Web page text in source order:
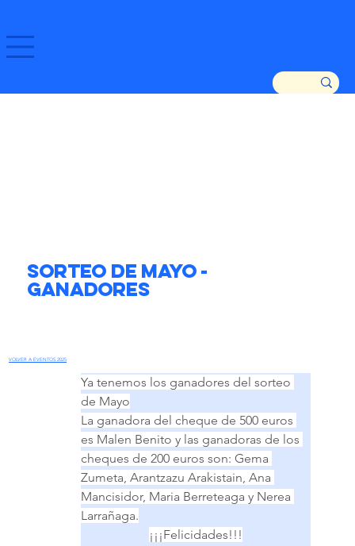
Sorteo de Mayo -
Ganadores
VOLVER A EVENTOS 2025
Ya tenemos los ganadores del sorteo
de Mayo
La ganadora del cheque de 500 euros
es Malen Benito y las ganadoras de los
cheques de 200 euros son: Gema
Zumeta, Arantzazu Arakistain, Ana
Mancisidor, Maria Berreteaga y Nerea
Larrañaga.
¡¡¡Felicidades!!!